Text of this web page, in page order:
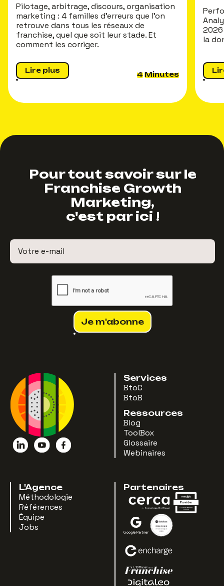
Pilotage, arbitrage, discours, organisation
marketing : 4 familles d'erreurs que l'on
retrouve dans tous les réseaux de
franchise, quel que soit leur stade. Et
comment les corriger.
Lire plus 4 Minutes
2026
la
Pour tout savoir sur le
Franchise Growth
Marketing,
c'est par ici !
Services
BtoC
BtoB
Ressources
Blog
ToolBox
Glossaire
Webinaires
L'Agence
Méthodologie
Références
Équipe
Jobs
Partenaires